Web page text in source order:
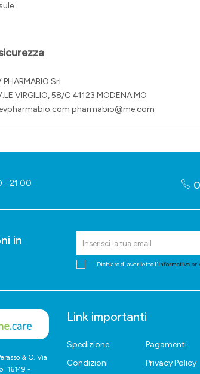
PHARMABIO Srl
VIRGILIO, 58/C 41123 MODENA MO
pharmabio@me.com
- 21:00
in
Dichiaro di aver letto l'informativa
& C. Via
16149 -
Link importanti
Spedizione
Pagamenti
Condizioni
Privacy Policy